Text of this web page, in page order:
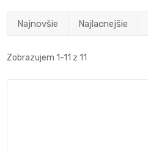
Najnovšie Najlacnejšie
Zobrazujem 1-11 z 11